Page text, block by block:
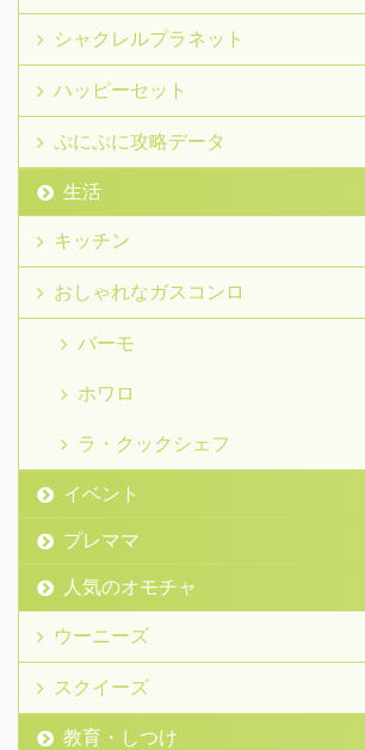
シャクレルプラネット
ハッピーセット
ぷにぷに攻略データ
生活
キッチン
おしゃれなガスコンロ
バーモ
ホワロ
ラ・クックシェフ
イベント
プレママ
人気のオモチャ
ウーニーズ
スクイーズ
教育・しつけ